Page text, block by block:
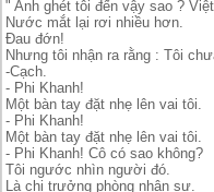
" Anh ghét tôi đến vậy sao ?
Nước mắt lại rơi nhiều hơn.
Đau đớn!
Nhưng tôi nhận ra rằng : Tôi
-Cạch.
- Phi Khanh!
Một bàn tay đặt nhẹ lên vai tôi.
- Phi Khanh!
Một bàn tay đặt nhẹ lên vai tôi.
- Phi Khanh! Cô có sao không?
Tôi ngước nhìn người đó.
Là chị trưởng phòng nhân sự.